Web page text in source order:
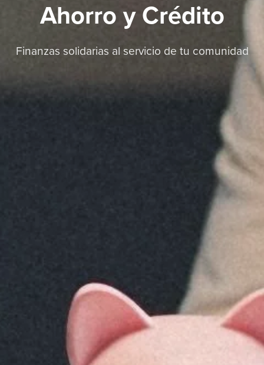
Ahorro y Crédito
Finanzas solidarias al servicio de tu comunidad